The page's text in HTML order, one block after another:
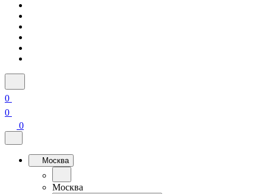
0
0
0
Москва
Москва